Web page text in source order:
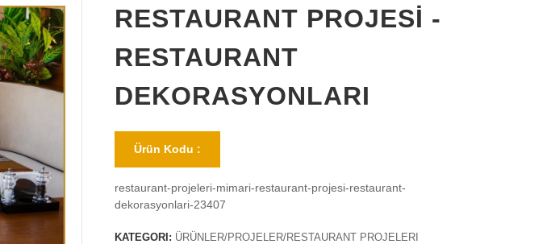
RESTAURANT PROJESİ -
RESTAURANT
DEKORASYONLARI
Ürün Kodu :
restaurant-projeleri-mimari-restaurant-projesi-restaurant-
dekorasyonlari-23407
KATEGORI: ÜRÜNLER/PROJELER/RESTAURANT PROJELERI